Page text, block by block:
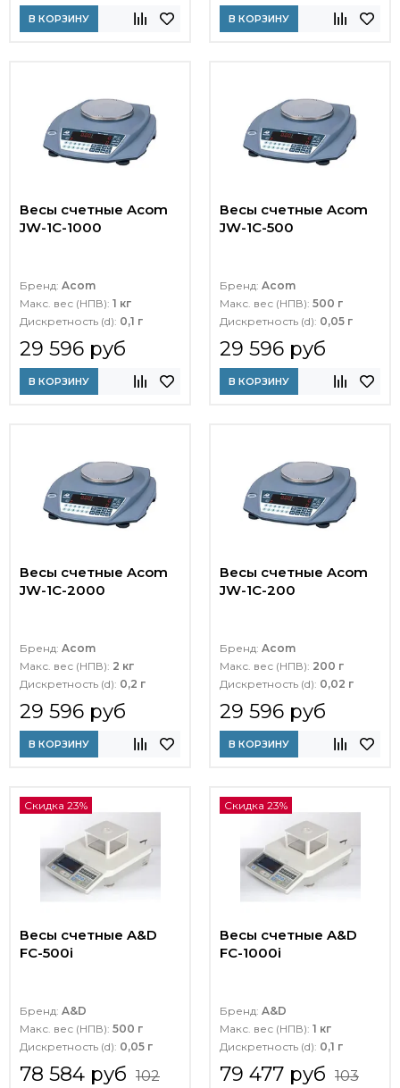
В КОРЗИНУ В КОРЗИНУ
Весы счетные Acom
JW-1C-1000
Бренд: Acom
Макс. вес (НПВ): 1 кг
Дискретность (d): 0,1 г
29 596 руб
В КОРЗИНУ
Весы счетные Acom
JW-1C-500
Бренд: Acom
Макс. вес (НПВ): 500 г
Дискретность (d): 0,05 г
29 596 руб
В КОРЗИНУ
Весы счетные Acom
JW-1C-2000
Бренд: Acom
Макс. вес (НПВ): 2 кг
Дискретность (d): 0,2 г
29 596 руб
В КОРЗИНУ
Весы счетные Acom
JW-1C-200
Бренд: Acom
Макс. вес (НПВ): 200 г
Дискретность (d): 0,02 г
29 596 руб
В КОРЗИНУ
Скидка 23%
Весы счетные A&D
FC-500i
Бренд: A&D
Макс. вес (НПВ): 500 г
Дискретность (d): 0,05 г
78 584 руб 102
Скидка 23%
Весы счетные A&D
FC-1000i
Бренд: A&D
Макс. вес (НПВ): 1 кг
Дискретность (d): 0,1 г
79 477 руб 103